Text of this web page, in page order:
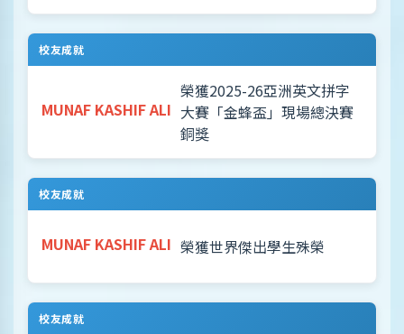
校友成就
MUNAF KASHIF ALI
榮獲2025-26亞洲英文拼字
大賽「金蜂盃」現場總決賽
銅獎
校友成就
MUNAF KASHIF ALI 榮獲世界傑出學生殊榮
校友成就